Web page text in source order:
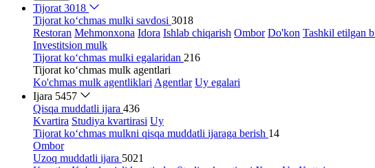
Tijorat 3018
Tijorat ko‘chmas mulki savdosi 3018
Restoran Mehmonxona Idora Ishlab chiqarish Ombor Do'kon Tashkil etilgan
Investitsion mulk
Tijorat ko‘chmas mulki egalaridan 216
Tijorat ko‘chmas mulk agentlari
Ko'chmas mulk agentliklari Agentlar Uy egalari
Ijara 5457
Qisqa muddatli ijara 436
Kvartira Studiya kvartirasi Uy
Tijorat ko‘chmas mulkni qisqa muddatli ijaraga berish 14
Ombor
Uzoq muddatli ijara 5021